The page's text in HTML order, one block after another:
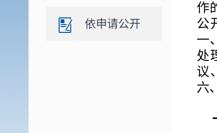
依申请公开
作
公
一
处
议
六